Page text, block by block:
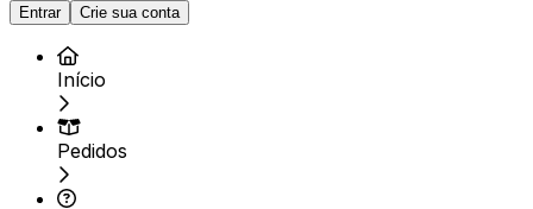
Entrar Crie sua conta
Início
Pedidos